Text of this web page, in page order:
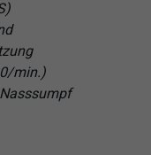
min.)